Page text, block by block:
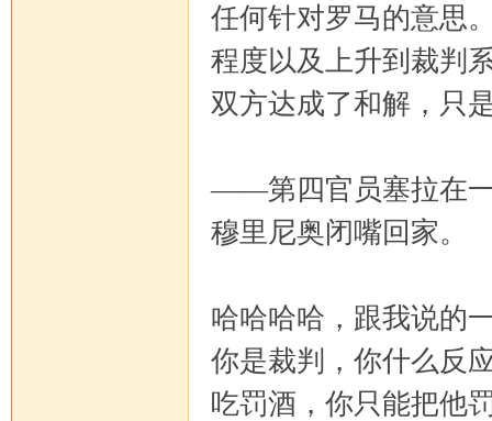
任何针对罗马的意思
程度以及上升到裁判
双方达成了和解，只
——第四官员塞拉在一
穆里尼奥闭嘴回家。
哈哈哈哈，跟我说的
你是裁判，你什么反
吃罚酒，你只能把他